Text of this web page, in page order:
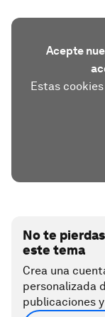
Acepte
Estas
No te
este tema
Crea una
personalizada
publicaciones